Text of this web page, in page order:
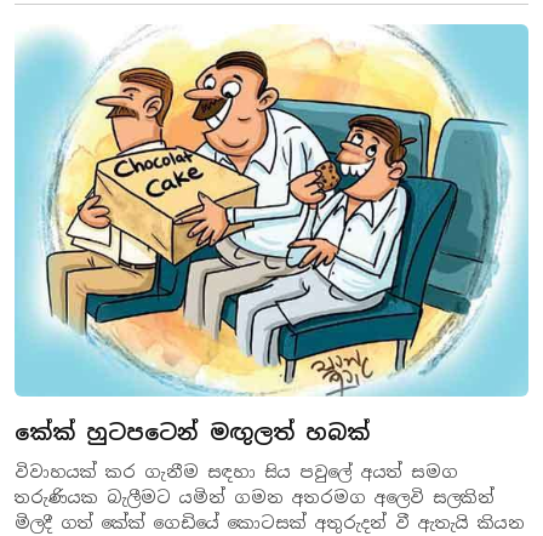
කේක් හුටපටෙන් මඟු‍ලත් හබක්
විවාහයක් කර ගැනීම සඳහා සිය පවුලේ අයත් සමග
තරුණියක බැලීමට යමින් ගමන අතරමග අලෙවි සලකින්
මිලදී ගත් කේක් ගෙඩියේ කොටසක් අතුරුදන් වී ඇතැයි කියන